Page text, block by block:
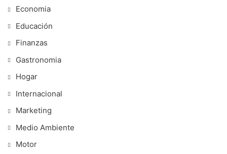
Economia
Educación
Finanzas
Gastronomia
Hogar
Internacional
Marketing
Medio Ambiente
Motor